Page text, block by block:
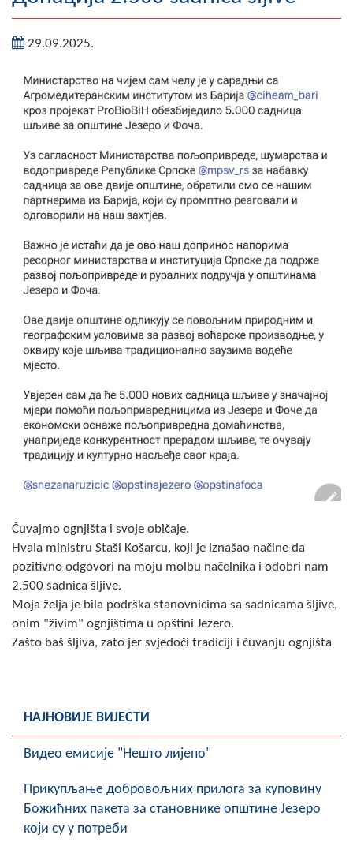
Географија
Занимљивости
Фотогалерија
НАЧЕЛНИК
О Начелнику
Извјештај о раду начелника
Статут Општине
Скупштинско вијеће општине језеро
Састав Скупштине
Службени Гласници
ОПШТИНСКА УПРАВА
Вијести
Активности
Јавни позиви
Обавјештења
COVID 19
Геоистраживања
ФИНАНСИЈЕ
29.09.2025.
Čuvajmo ognjišta i svoje običaje.
Hvala ministru Staši Košarcu, koji je iznašao načine da
pozitivno odgovori na moju molbu načelnika i odobri nam
2.500 sadnica šljive.
Moja želja je bila podrška stanovnicima sa sadnicama šljive,
onim "živim" ognjištima u opštini Jezero.
Zašto baš šljiva, zato jer svjedoči tradiciji i čuvanju ognjišta
НАЈНОВИЈЕ ВИЈЕСТИ
Видео емисије "Нешто лијепо"
Прикупљање добровољних прилога за куповину
Божићних пакета за становнике општине Језеро
који су у потреби